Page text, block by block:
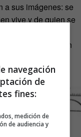
a sus imágenes: se
vive y de quien se
pertenece. Esos
y les dan un
algo que no se
por azar.
navegación
de
fines:
medición de
de audiencia y